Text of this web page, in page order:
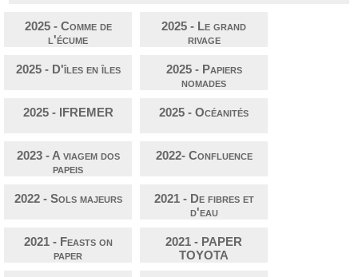
2025 - Comme de
l'écume
2025 - Le grand
rivage
2025 - D'îles en îles
2025 - Papiers
nomades
2025 - IFREMER 2025 - Océanités
2023 - A viagem dos
papeis
2022- Confluence
2022 - Sols majeurs
2021 - De fibres et
d'eau
2021 - Feasts on
paper
2021 - PAPER
TOYOTA